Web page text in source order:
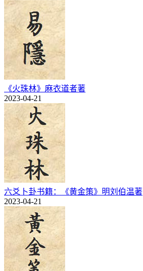
《火珠林》麻衣道者著
2023-04-21
六爻卜卦书籍：《黄金策》明刘伯温著
2023-04-21